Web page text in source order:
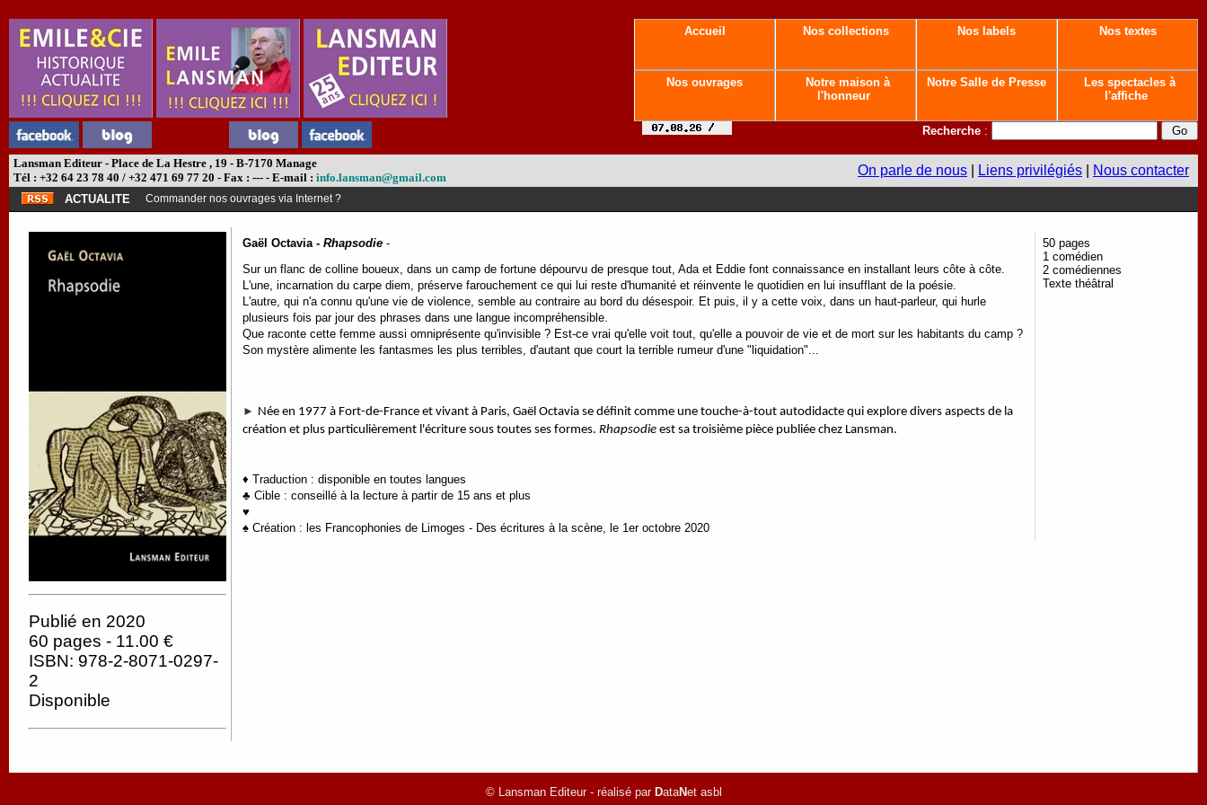
Accueil Nos collections Nos labels Nos textes
Nos ouvrages
Notre maison à
l'honneur
Notre Salle de Presse
Les spectacles à
l'affiche
Recherche :
Lansman Editeur - Place de La Hestre , 19 - B-7170 Manage
Tél : +32 64 23 78 40 / +32 471 69 77 20 - Fax : --- - E-mail : info.lansman@gmail.com On parle de nous Liens privilégiés Nous contacter
ACTUALITE Commander nos ouvrages via Internet ?
Publié en 2020
60 pages - 11.00 €
ISBN: 978-2-8071-0297-
2
Disponible
Gaël Octavia - Rhapsodie -
Sur un flanc de colline boueux, dans un camp de fortune dépourvu de presque tout, Ada et Eddie font connaissance en installant leurs côte à côte.
L'une, incarnation du carpe diem, préserve farouchement ce qui lui reste d'humanité et réinvente le quotidien en lui insufflant de la poésie.
L'autre, qui n'a connu qu'une vie de violence, semble au contraire au bord du désespoir. Et puis, il y a cette voix, dans un haut-parleur, qui hurle
plusieurs fois par jour des phrases dans une langue incompréhensible.
Que raconte cette femme aussi omniprésente qu'invisible ? Est-ce vrai qu'elle voit tout, qu'elle a pouvoir de vie et de mort sur les habitants du camp ?
Son mystère alimente les fantasmes les plus terribles, d'autant que court la terrible rumeur d'une "liquidation"...
► Née en 1977 à Fort-de-France et vivant à Paris, Gaël Octavia se définit comme une touche-à-tout autodidacte qui explore divers aspects de la
création et plus particulièrement l'écriture sous toutes ses formes. Rhapsodie est sa troisième pièce publiée chez Lansman.
♦ Traduction : disponible en toutes langues
♣ Cible : conseillé à la lecture à partir de 15 ans et plus
♥
♠ Création : les Francophonies de Limoges - Des écritures à la scène, le 1er octobre 2020
50 pages
1 comédien
2 comédiennes
Texte théâtral
© Lansman Editeur - réalisé par DataNet asbl